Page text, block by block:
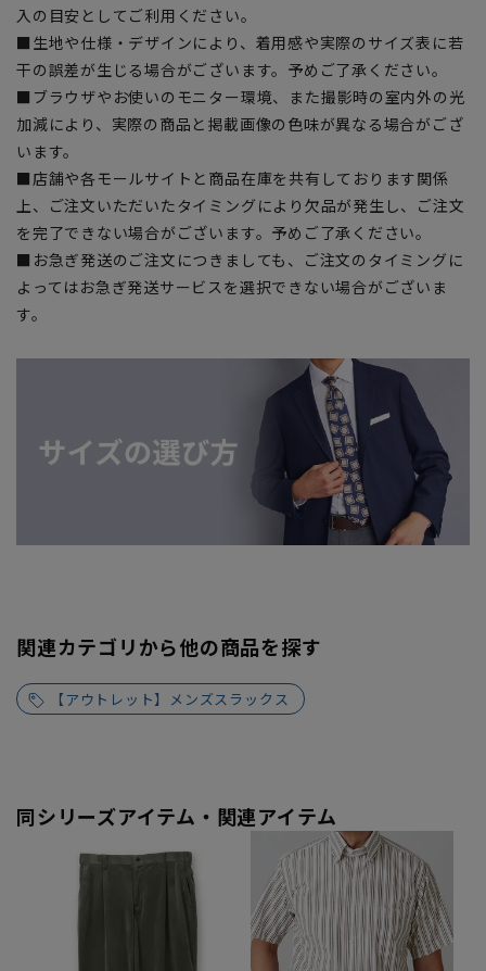
入の目安としてご利用ください。
■生地や仕様・デザインにより、着用感や実際のサイズ表に若
干の誤差が生じる場合がございます。予めご了承ください。
■ブラウザやお使いのモニター環境、また撮影時の室内外の光
加減により、実際の商品と掲載画像の色味が異なる場合がござ
います。
■店舗や各モールサイトと商品在庫を共有しております関係
上、ご注文いただいたタイミングにより欠品が発生し、ご注文
を完了できない場合がございます。予めご了承ください。
■お急ぎ発送のご注文につきましても、ご注文のタイミングに
よってはお急ぎ発送サービスを選択できない場合がございま
す。
関連カテゴリから他の商品を探す
【アウトレット】メンズスラックス
同シリーズアイテム・関連アイテム